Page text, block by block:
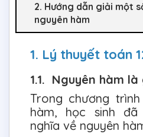
2. Hướng dẫn giải một
nguyên hàm
1. Lý thuyết toán
1.1. Nguyên hàm là
Trong chương
hàm, học sinh
nghĩa về nguyên